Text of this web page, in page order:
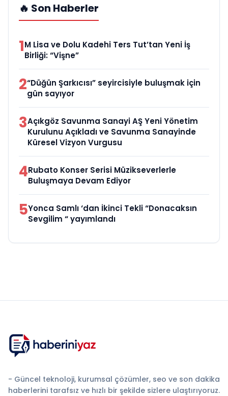
🔥 Son Haberler
1M Lisa ve Dolu Kadehi Ters Tut’tan Yeni İş
Birliği: “Vişne”
2“Düğün Şarkıcısı” seyircisiyle buluşmak için
gün sayıyor
3Açıkgöz Savunma Sanayi AŞ Yeni Yönetim
Kurulunu Açıkladı ve Savunma Sanayinde
Küresel Vizyon Vurgusu
4Rubato Konser Serisi Müzikseverlerle
Buluşmaya Devam Ediyor
5Yonca Samlı ‘dan İkinci Tekli “Donacaksın
Sevgilim “ yayımlandı
- Güncel teknoloji, kurumsal çözümler, seo ve son dakika
haberlerini tarafsız ve hızlı bir şekilde sizlere ulaştırıyoruz.